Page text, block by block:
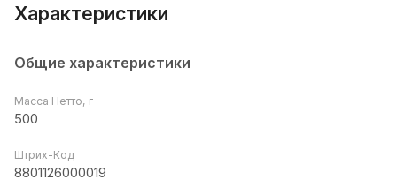
Характеристики
Общие характеристики
Масса Нетто, г
500
Штрих-Код
8801126000019